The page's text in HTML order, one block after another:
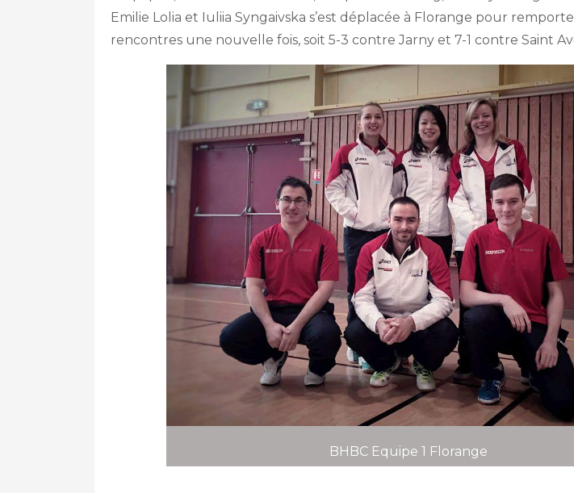
Emilie Lolia et Iuliia Syngaivska s’est déplacée à Florange pour
rencontres une nouvelle fois, soit 5-3 contre Jarny et 7-1 contre Saint
BHBC Equipe 1 Florange